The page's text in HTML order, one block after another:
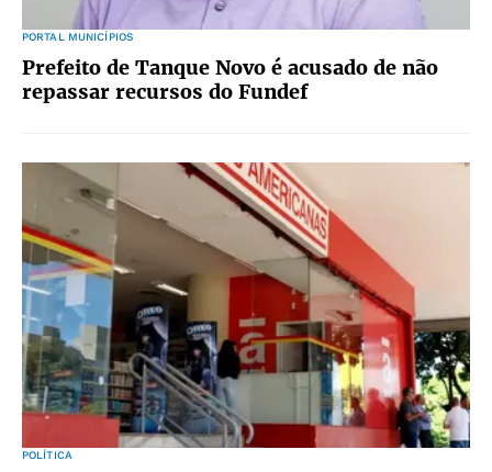
PORTAL MUNICÍPIOS
Prefeito de Tanque Novo é acusado de não
repassar recursos do Fundef
POLÍTICA